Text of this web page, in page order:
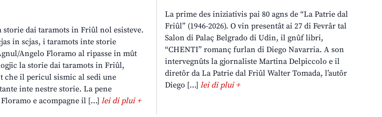
dai taramots in Friûl nol esisteve.
in scjas, i taramots inte storie
Angelo Floramo al ripasse in mût
la storie dai taramots in Friûl,
che il pericul sismic al sedi une
inte nestre storie. La pene
e acompagne il […] lei di plui +
La prime des iniziativis pai 80 agns de “La Patrie dal
Friûl” (1946-2026). O vin presentât ai 27 di Fevrâr tal
Salon di Palaç Belgrado di Udin, il gnûf libri,
“CHENTI” romanç furlan di Diego Navarria. A son
intervegnûts la gjornaliste Martina Delpiccolo e il
diretôr da La Patrie dal Friûl Walter Tomada, l’autôr
Diego […]lei di plui +